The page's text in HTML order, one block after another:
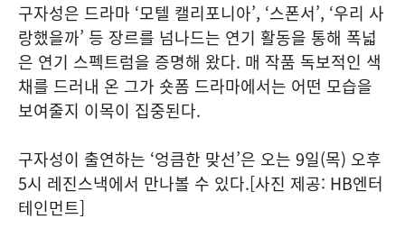
구자성은 드라마 ‘모텔 캘리포니아’, ‘스폰서’, ‘우리 사
랑했을까’ 등 장르를 넘나드는 연기 활동을 통해 폭넓
은 연기 스펙트럼을 증명해 왔다. 매 작품 독보적인 색
채를 드러내 온 그가 숏폼 드라마에서는 어떤 모습을
보여줄지 이목이 집중된다.
구자성이 출연하는 ‘엉큼한 맞선’은 오는 9일(목) 오후
5시 레진스낵에서 만나볼 수 있다.[사진 제공: HB엔터
테인먼트]